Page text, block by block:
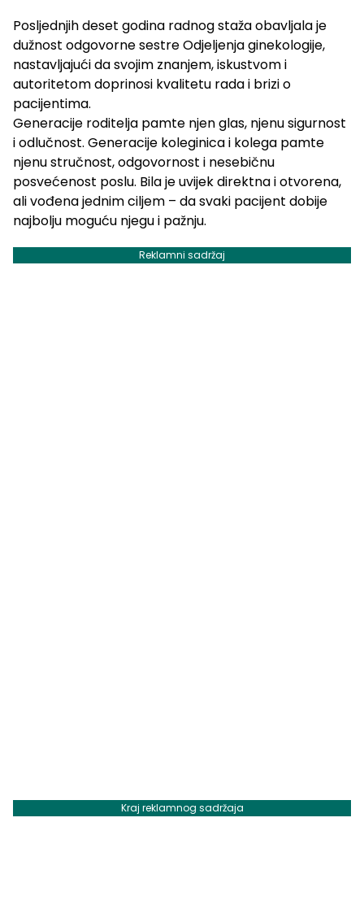
Posljednjih deset godina radnog staža obavljala je
dužnost odgovorne sestre Odjeljenja ginekologije,
nastavljajući da svojim znanjem, iskustvom i
autoritetom doprinosi kvalitetu rada i brizi o
pacijentima.
Generacije roditelja pamte njen glas, njenu sigurnost
i odlučnost. Generacije koleginica i kolega pamte
njenu stručnost, odgovornost i nesebičnu
posvećenost poslu. Bila je uvijek direktna i otvorena,
ali vođena jednim ciljem – da svaki pacijent dobije
najbolju moguću njegu i pažnju.
Reklamni sadržaj
Kraj reklamnog sadržaja